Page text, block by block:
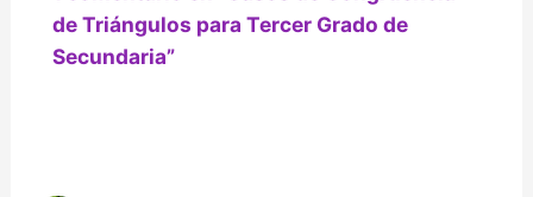
de Triángulos para Tercer Grado de
Secundaria”